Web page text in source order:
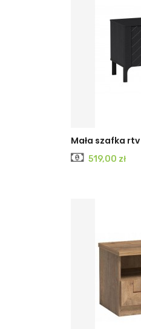
Mała szafka
Cena
519,00 zł